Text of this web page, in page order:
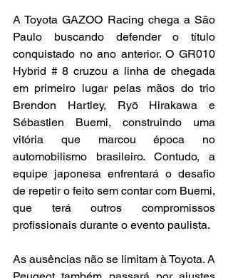
A Toyota GAZOO Racing chega a São
Paulo buscando defender o título
conquistado no ano anterior. O GR010
Hybrid # 8 cruzou a linha de chegada
em primeiro lugar pelas mãos do trio
Brendon Hartley, Ryō Hirakawa e
Sébastien Buemi, construindo uma
vitória que marcou época no
automobilismo brasileiro. Contudo, a
equipe japonesa enfrentará o desafio
de repetir o feito sem contar com Buemi,
que terá outros compromissos
profissionais durante o evento paulista.
As ausências não se limitam à Toyota. A